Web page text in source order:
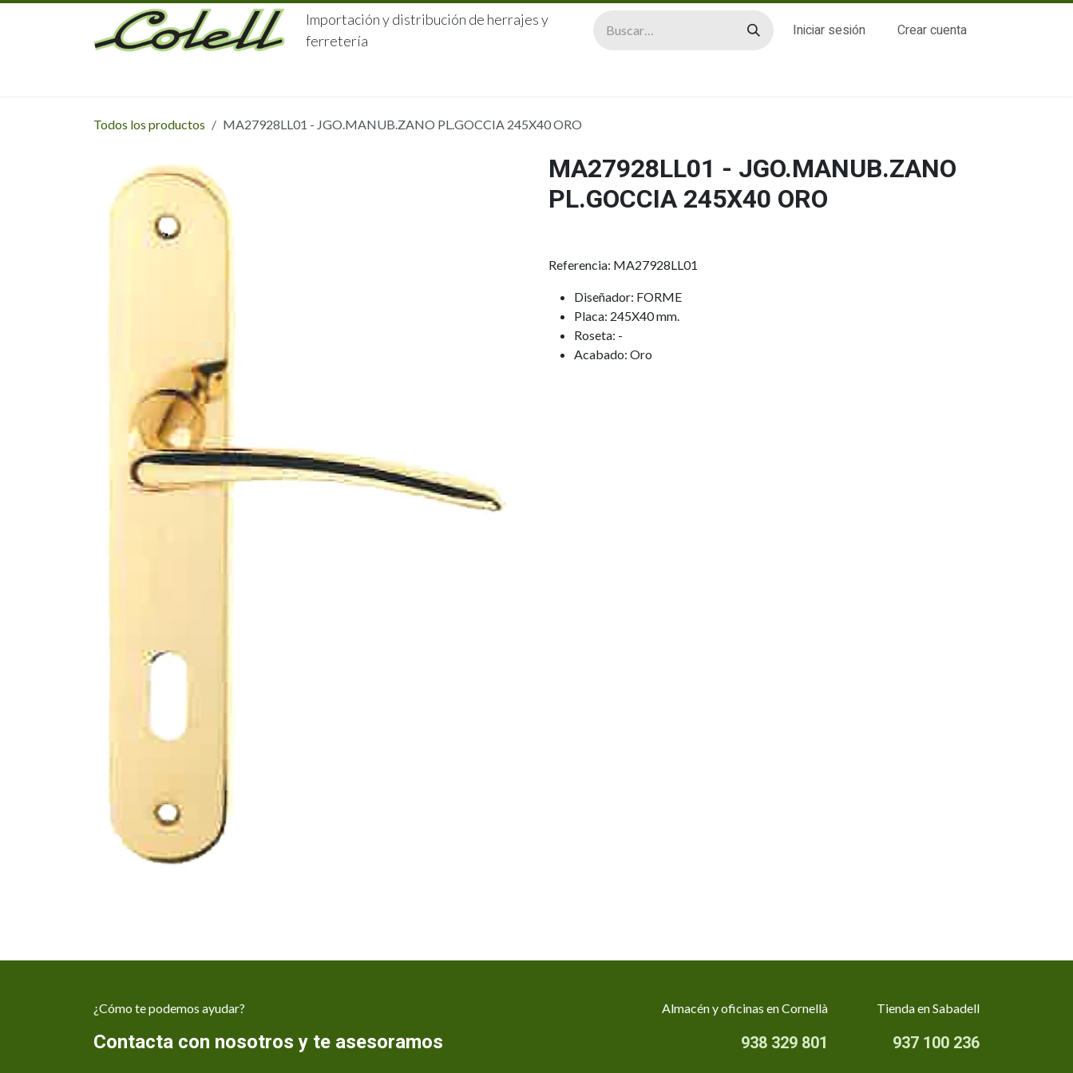
Ir al contenido
Importación y distribución de herrajes y
ferretería
Iniciar sesión Crear cuenta
Todos los productos MA27928LL01 - JGO.MANUB.ZANO PL.GOCCIA 245X40 ORO
MA27928LL01 - JGO.MANUB.ZANO
PL.GOCCIA 245X40 ORO
Referencia: MA27928LL01
Diseñador: FORME
Placa: 245X40 mm.
Roseta: -
Acabado: Oro
¿Cómo te podemos ayudar?
Contacta con nosotros y te asesoramos
Almacén y oficinas en Cornellà
938 329 801
Tienda en Sabadell
937 100 236